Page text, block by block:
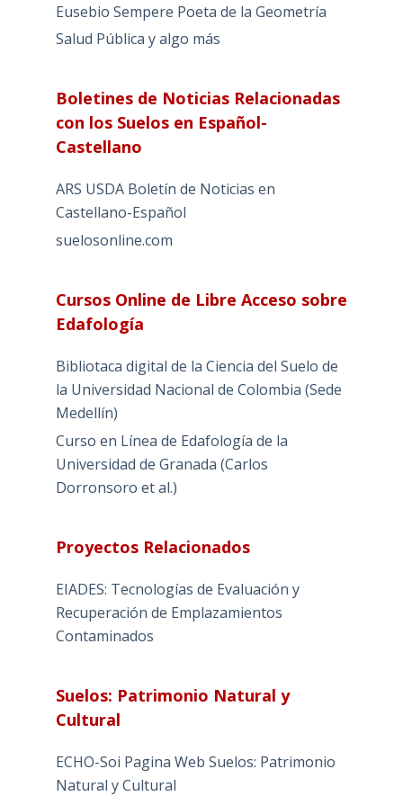
Eusebio Sempere Poeta de la Geometría
Salud Pública y algo más
Boletines de Noticias Relacionadas
con los Suelos en Español-
Castellano
ARS USDA Boletín de Noticias en
Castellano-Español
suelosonline.com
Cursos Online de Libre Acceso sobre
Edafología
Bibliotaca digital de la Ciencia del Suelo de
la Universidad Nacional de Colombia (Sede
Medellín)
Curso en Línea de Edafología de la
Universidad de Granada (Carlos
Dorronsoro et al.)
Proyectos Relacionados
EIADES: Tecnologías de Evaluación y
Recuperación de Emplazamientos
Contaminados
Suelos: Patrimonio Natural y
Cultural
ECHO-Soi Pagina Web Suelos: Patrimonio
Natural y Cultural